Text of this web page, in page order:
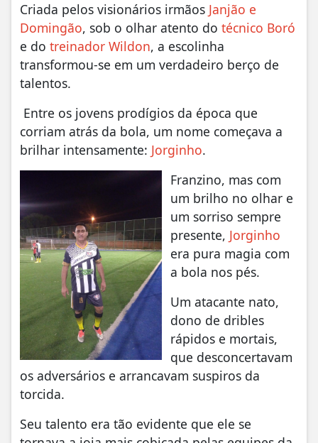
Criada pelos visionários irmãos Janjão e
Domingão, sob o olhar atento do técnico Boró
e do treinador Wildon, a escolinha
transformou-se em um verdadeiro berço de
talentos.
Entre os jovens prodígios da época que
corriam atrás da bola, um nome começava a
brilhar intensamente: Jorginho.
Franzino, mas com
um brilho no olhar e
um sorriso sempre
presente, Jorginho
era pura magia com
a bola nos pés.
Um atacante nato,
dono de dribles
rápidos e mortais,
que desconcertavam
os adversários e arrancavam suspiros da
torcida.
Seu talento era tão evidente que ele se